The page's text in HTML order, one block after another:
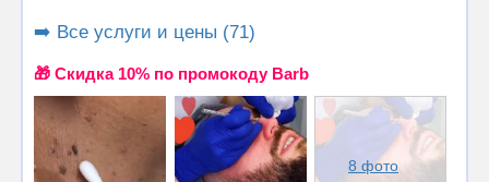
➡️ Все услуги и цены (71)
🎁 Cкидка 10% по промокоду Barb
8 фото